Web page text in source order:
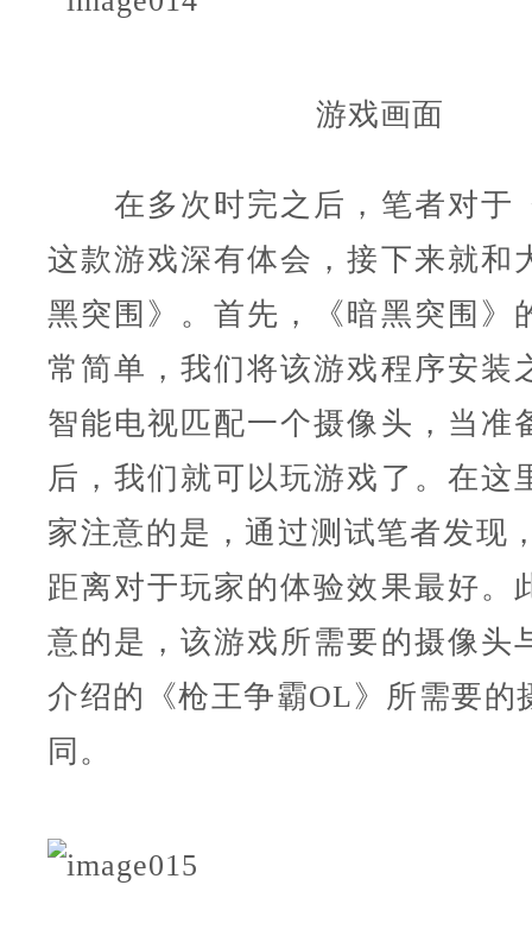
游戏画面
在多次时完之后，笔者对于
这款游戏深有体会，接下来就和
黑突围》。首先，《暗黑突围》
常简单，我们将该游戏程序安装
智能电视匹配一个摄像头，当准
后，我们就可以玩游戏了。在这
家注意的是，通过测试笔者发现
距离对于玩家的体验效果最好。
意的是，该游戏所需要的摄像头
介绍的《枪王争霸OL》所需要的
同。